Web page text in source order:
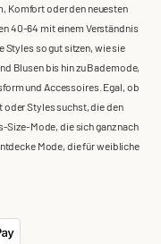
Komfort oder den neuesten
40-64 mit einem Verständnis
Styles so gut sitzen, wie sie
Blusen bis hin zu Bademode,
und Accessoires. Egal, ob
oder Styles suchst, die den
Size-Mode, die sich ganz nach
Mode, die für weibliche